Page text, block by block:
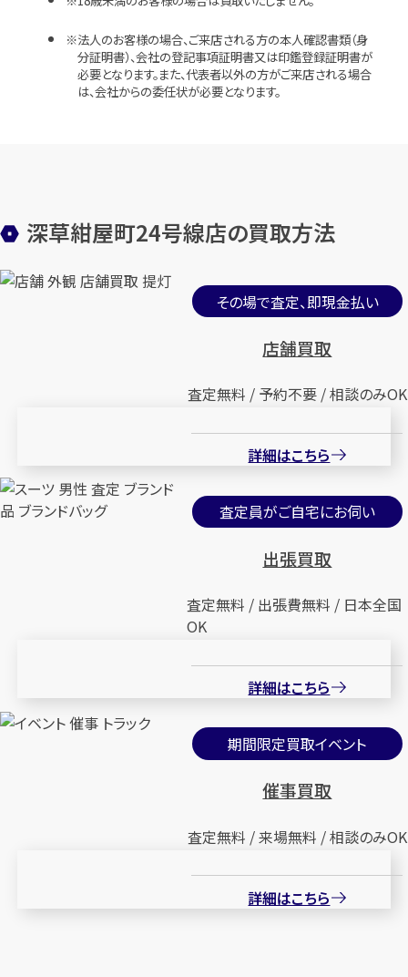
法人のお客様の場合、ご来店される方の本人確認書類（身
分証明書）、会社の登記事項証明書又は印鑑登録証明書が
必要となります。また、代表者以外の方がご来店される場合
は、会社からの委任状が必要となります。
深草紺屋町24号線店の買取方法
その場で査定、即現金払い
店舗買取
査定無料 / 予約不要 / 相談のみOK
詳細はこちら
査定員がご自宅にお伺い
出張買取
査定無料 / 出張費無料 / 日本全国
OK
詳細はこちら
期間限定買取イベント
催事買取
査定無料 / 来場無料 / 相談のみOK
詳細はこちら